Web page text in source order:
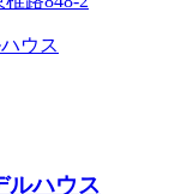
ルハウス